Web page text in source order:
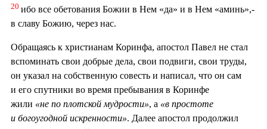
20 ибо все обетования Божии в Нем «да» и в Нем «аминь»,-
в славу Божию, через нас.
Обращаясь к христианам Коринфа, апостол Павел не стал
вспоминать свои добрые дела, свои подвиги, свои труды,
он указал на собственную совесть и написал, что он сам
и его спутники во время пребывания в Коринфе
жили «не по плотской мудрости», а «в простоте
и богоугодной искренности». Далее апостол продолжил